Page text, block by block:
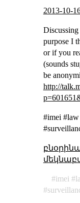
2013-10-
purpose I
or if you
(sounds
be
http://
#imei #law
imei